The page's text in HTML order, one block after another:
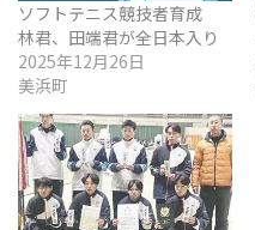
ソフトテニス競技者育成
林君、田端君が全日本入り
2025年12月26日
美浜町